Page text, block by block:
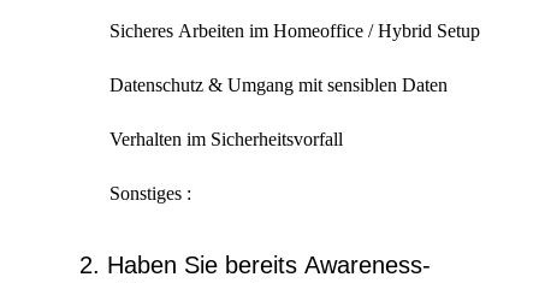
Sicheres Arbeiten im Homeoffice / Hybrid Setup
Datenschutz & Umgang mit sensiblen Daten
Verhalten im Sicherheitsvorfall
Sonstiges :
2. Haben Sie bereits Awareness-